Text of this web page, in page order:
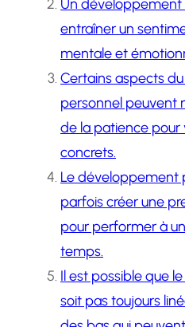
Un
entraîner un
mentale et
Certains aspects
personnel peuvent
de la patience pour
concrets.
Le développement
parfois créer une
pour performer à
temps.
Il est possible que
soit pas toujours